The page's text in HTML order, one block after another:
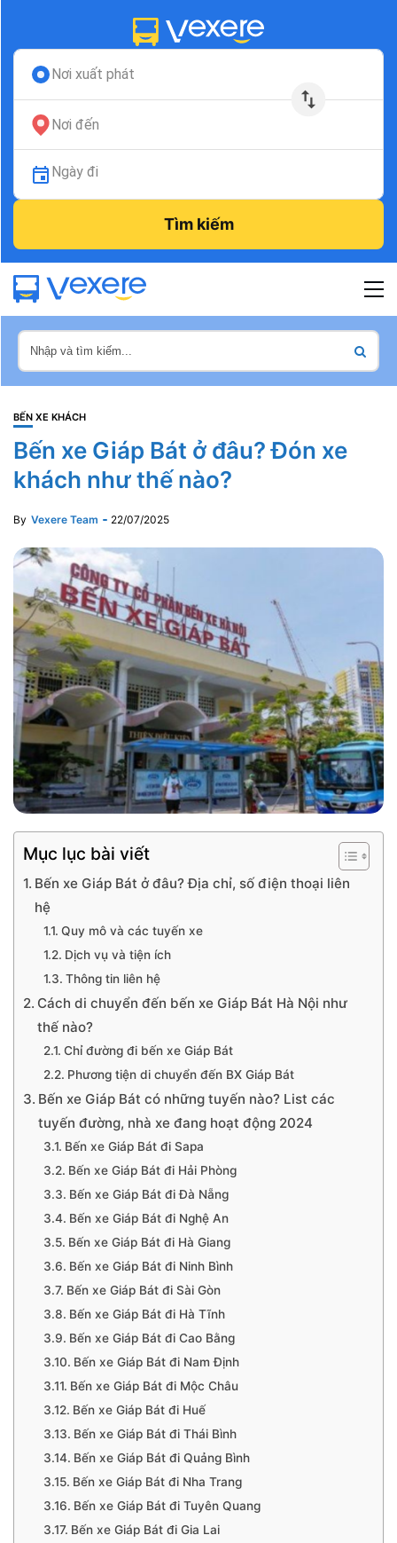
Nơi xuất phát
Nơi đến
Ngày đi
Tìm kiếm
BẾN XE KHÁCH
Bến xe Giáp Bát ở đâu? Đón xe
khách như thế nào?
By Vexere Team 22/07/2025
Mục lục bài viết
Bến xe Giáp Bát ở đâu? Địa chỉ, số điện thoại liên
hệ
Quy mô và các tuyến xe
Dịch vụ và tiện ích
Thông tin liên hệ
Cách di chuyển đến bến xe Giáp Bát Hà Nội như
thế nào?
Chỉ đường đi bến xe Giáp Bát
Phương tiện di chuyển đến BX Giáp Bát
Bến xe Giáp Bát có những tuyến nào? List các
tuyến đường, nhà xe đang hoạt động 2024
Bến xe Giáp Bát đi Sapa
Bến xe Giáp Bát đi Hải Phòng
Bến xe Giáp Bát đi Đà Nẵng
Bến xe Giáp Bát đi Nghệ An
Bến xe Giáp Bát đi Hà Giang
Bến xe Giáp Bát đi Ninh Bình
Bến xe Giáp Bát đi Sài Gòn
Bến xe Giáp Bát đi Hà Tĩnh
Bến xe Giáp Bát đi Cao Bằng
Bến xe Giáp Bát đi Nam Định
Bến xe Giáp Bát đi Mộc Châu
Bến xe Giáp Bát đi Huế
Bến xe Giáp Bát đi Thái Bình
Bến xe Giáp Bát đi Quảng Bình
Bến xe Giáp Bát đi Nha Trang
Bến xe Giáp Bát đi Tuyên Quang
Bến xe Giáp Bát đi Gia Lai